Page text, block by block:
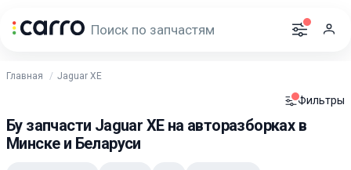
Главная Jaguar XE
Фильтры
Бу запчасти Jaguar XE на авторазборках в
Минске и Беларуси